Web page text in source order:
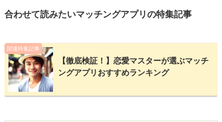
合わせて読みたいマッチングアプリの特集記事
関連特集記事
【徹底検証！】恋愛マスターが選ぶマッチ
ングアプリおすすめランキング